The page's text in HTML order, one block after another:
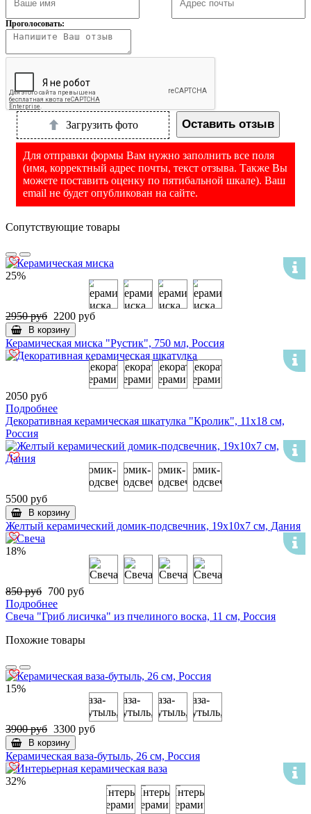
Проголосовать:
Загрузить фото Оставить отзыв
Для отправки формы Вам нужно заполнить все поля
(имя, корректный адрес почты, текст отзыва. Также Вы
можете поставить оценку по пятибальной шкале). Ваш
email не будет опубликован на сайте.
Сопутствующие товары
25%
2950 руб 2200 руб
В корзину
Керамическая миска "Рустик", 750 мл, Россия
2050 руб
Подробнее
Декоративная керамическая шкатулка "Кролик", 11х18 см,
Россия
5500 руб
В корзину
Желтый керамический домик-подсвечник, 19х10х7 см, Дания
18%
850 руб 700 руб
Подробнее
Свеча "Гриб лисичка" из пчелиного воска, 11 см, Россия
Похожие товары
15%
3900 руб 3300 руб
В корзину
Керамическая ваза-бутыль, 26 см, Россия
32%